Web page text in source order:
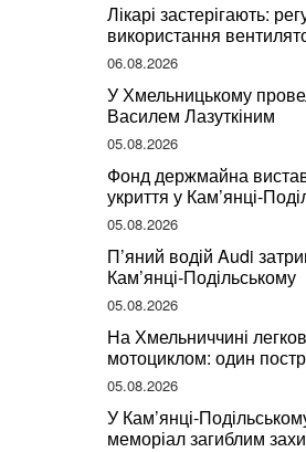
Лікарі застерігають:
використання
може негативно
здоров’я
06.08.2026
У Хмельницькому
Василем Лазуткіним
05.08.2026
Фонд держмайна
укриття у Кам’янці-
Хмельниччині
05.08.2026
П’яний водій Audi
Кам’янці-Подільському
05.08.2026
На Хмельниччині
мотоциклом: один
05.08.2026
У Кам’янці-
меморіал загиблим